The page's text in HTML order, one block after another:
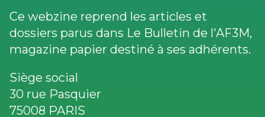
Ce webzine reprend les articles et
dossiers parus dans Le Bulletin de l'AF3M,
magazine papier destiné à ses adhérents.
Siège social
30 rue Pasquier
75008 PARIS